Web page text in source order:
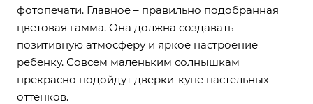
фотопечати. Главное – правильно подобранная
цветовая гамма. Она должна создавать
позитивную атмосферу и яркое настроение
ребенку. Совсем маленьким солнышкам
прекрасно подойдут дверки-купе пастельных
оттенков.